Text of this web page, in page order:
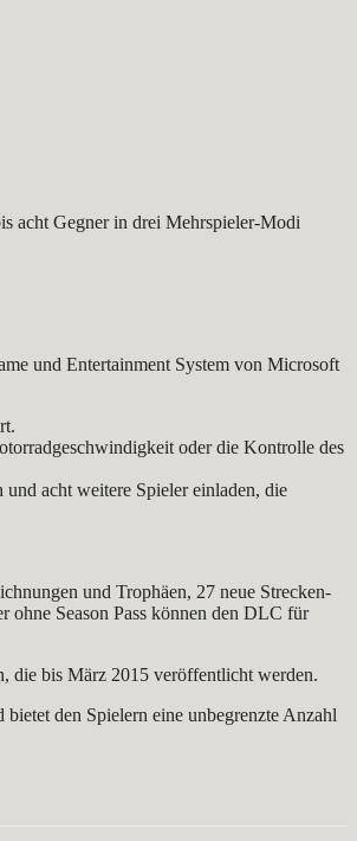
acht Gegner in drei Mehrspieler-Modi
und Entertainment System von Microsoft
oder die Kontrolle des
acht weitere Spieler einladen, die
und Trophäen, 27 neue Strecken-
ohne Season Pass können den DLC für
die bis März 2015 veröffentlicht werden.
den Spielern eine unbegrenzte Anzahl